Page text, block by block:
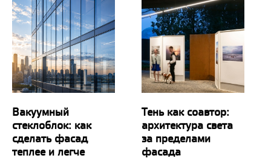
Вакуумный
стеклоблок: как
сделать фасад
теплее и легче
Тень как соавтор:
архитектура света
за пределами
фасада